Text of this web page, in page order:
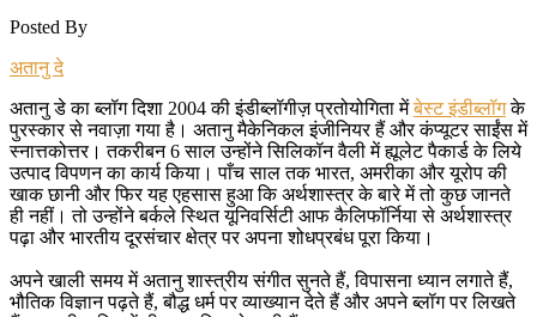
Posted By
अतानु दे
अतानु डे का ब्लॉग दिशा 2004 की इंडीब्लॉगीज़ प्रतोयोगिता मेंबेस्ट इंडीब्लॉगके
पुरस्कार से नवाज़ा गया है। अतानु मैकेनिकल इंजीनियर हैं और कंप्यूटर साईंस में
स्नात्तकोत्तर। तकरीबन 6 साल उन्होंने सिलिकॉन वैली में ह्यूलेट पैकार्ड के लिये
उत्पाद विपणन का कार्य किया। पाँच साल तक भारत, अमरीका और यूरोप की
खाक छानी और फिर यह एहसास हुआ कि अर्थशास्त्र के बारे में तो कुछ जानते
ही नहीं। तो उन्होंने बर्कले स्थित यूनिवर्सिटी आफ कैलिफॉर्निया से अर्थशास्त्र
पढ़ा और भारतीय दूरसंचार क्षेत्र पर अपना शोधप्रबंध पूरा किया।
अपने खाली समय में अतानु शास्त्रीय संगीत सुनते हैं, विपासना ध्यान लगाते हैं,
भौतिक विज्ञान पढ़ते हैं, बौद्ध धर्म पर व्याख्यान देते हैं और अपने ब्लॉग पर लिखते